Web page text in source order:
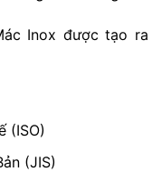
Inox được tạo ra
(ISO)
(JIS)